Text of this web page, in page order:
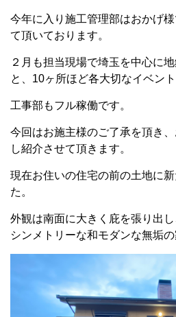
今年に入り施工管理部はおかげ
て頂いております。
２月も担当現場で埼玉を中心に
と、10ヶ所ほど各大切なイベント
工事部もフル稼働です。
今回はお施主様のご了承を頂き
し紹介させて頂きます。
現在お住いの住宅の前の土地に
た。
外観は南面に大きく庇を張り出
シンメトリーな和モダンな無垢の